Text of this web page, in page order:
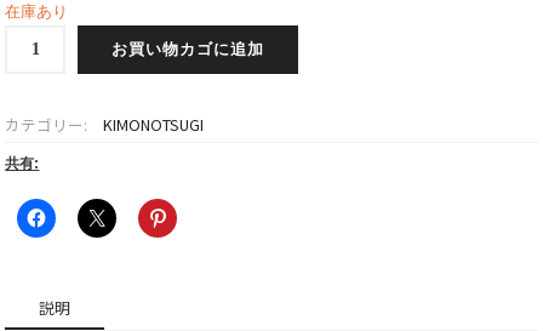
在庫あり
継-
ポ
ス
カ
お買い物カゴに追加
カテゴリー: KIMONOTSUGI
共有:
説明